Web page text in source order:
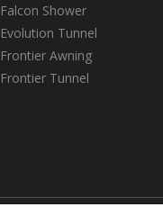
Falcon Shower
Evolution Tunnel
Frontier Awning
Frontier Tunnel